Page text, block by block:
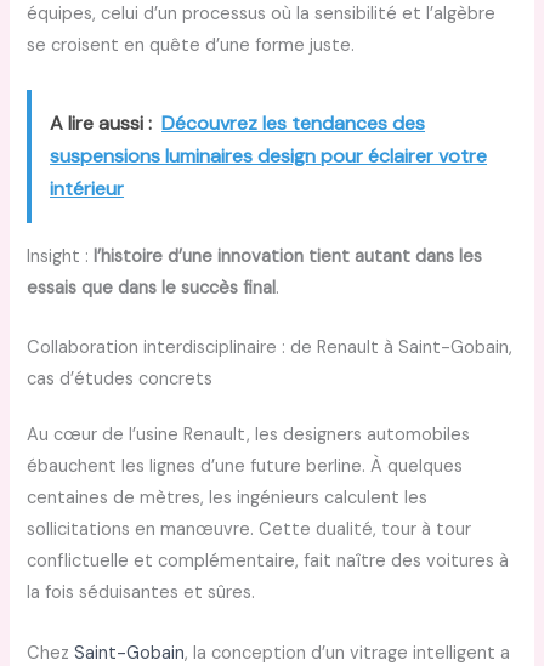
équipes, celui d’un processus où la sensibilité et l’algèbre
se croisent en quête d’une forme juste.
A lire aussi : Découvrez les tendances des
suspensions luminaires design pour éclairer votre
intérieur
Insight :l’histoire d’une innovation tient autant dans les
essais que dans le succès final.
Collaboration interdisciplinaire : de Renault à Saint-Gobain,
cas d’études concrets
Au cœur de l’usine Renault, les designers automobiles
ébauchent les lignes d’une future berline. À quelques
centaines de mètres, les ingénieurs calculent les
sollicitations en manœuvre. Cette dualité, tour à tour
conflictuelle et complémentaire, fait naître des voitures à
la fois séduisantes et sûres.
ChezSaint-Gobain, la conception d’un vitrage intelligent a